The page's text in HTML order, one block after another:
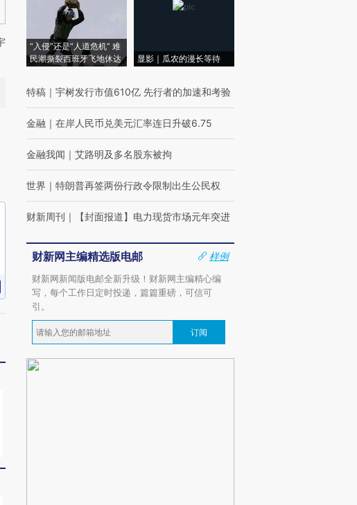
航飞行员跨国走私7万
“入侵”还是“人道危机” 难
民潮撕裂西班牙飞地休达
显影｜瓜农的漫长等待
特稿 ｜ 宇树发行市值610亿 先行者的加速和考验
金融 ｜ 在岸人民币兑美元汇率连日升破6.75
金融我闻 ｜ 艾路明及多名股东被拘
世界 ｜ 特朗普再签两份行政令限制出生公民权
财新周刊 ｜ 【封面报道】电力现货市场元年突进
财新网主编精选版电邮
样例
财新网新闻版电邮全新升级！财新网主编精心编
写，每个工作日定时投递，篇篇重磅，可信可
引。
订阅